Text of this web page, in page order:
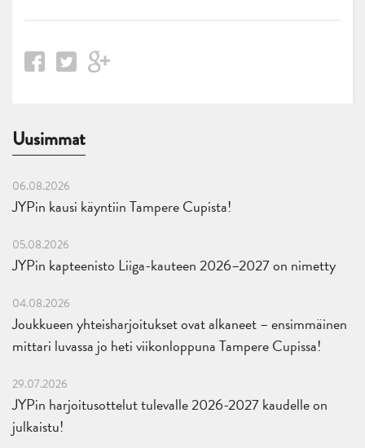
Uusimmat
06.08.2026
JYPin kausi käyntiin Tampere Cupista!
05.08.2026
JYPin kapteenisto Liiga-kauteen 2026–2027 on nimetty
04.08.2026
Joukkueen yhteisharjoitukset ovat alkaneet – ensimmäinen
mittari luvassa jo heti viikonloppuna Tampere Cupissa!
29.07.2026
JYPin harjoitusottelut tulevalle 2026-2027 kaudelle on
julkaistu!